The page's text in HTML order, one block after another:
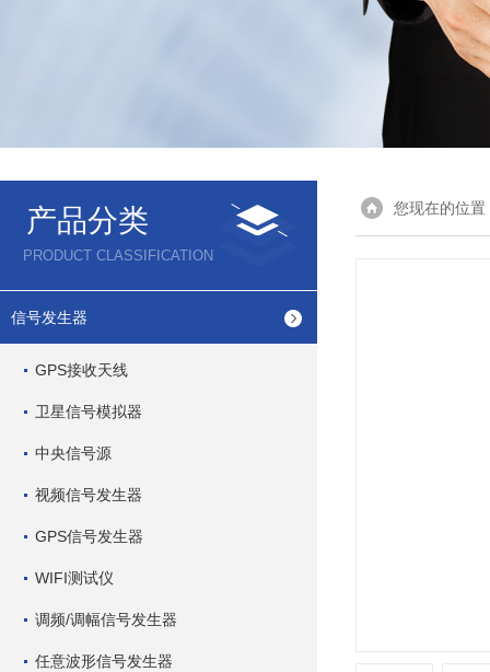
产品分类
PRODUCT CLASSIFICATION
信号发生器
GPS接收天线
卫星信号模拟器
中央信号源
视频信号发生器
GPS信号发生器
WIFI测试仪
调频/调幅信号发生器
任意波形信号发生器
您现在的位置